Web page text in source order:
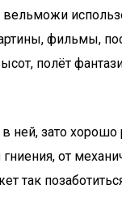
вельможи
фильмы,
полёт
ней, зато
от
так